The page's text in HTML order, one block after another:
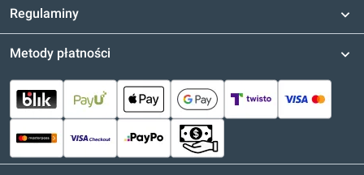
Regulaminy
Metody płatności